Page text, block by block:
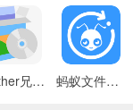
Brother兄弟 MFC-8480DN多功能一体机ISIS驱动 蚂蚁文件（数据恢复大师）